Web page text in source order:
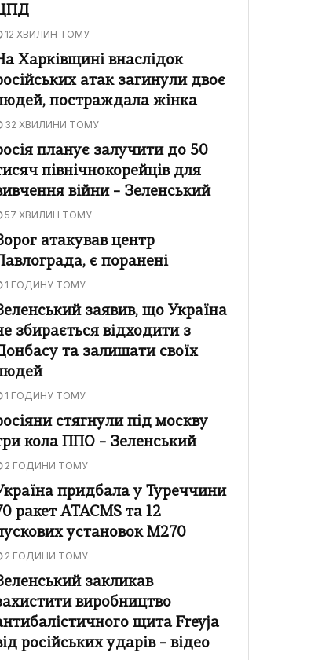
12 ХВИЛИН ТОМУ
Харківщині внаслідок
атак загинули двоє
постраждала жінка
32 ХВИЛИНИ ТОМУ
планує залучити до 50
північнокорейців для
війни – Зеленський
57 ХВИЛИН ТОМУ
атакував центр
є поранені
1 ГОДИНУ ТОМУ
заявив, що Україна
збирається відходити з
та залишати своїх
1 ГОДИНУ ТОМУ
стягнули під москву
кола ППО – Зеленський
2 ГОДИНИ ТОМУ
придбала у Туреччини
ракет ATACMS та 12
установок M270
2 ГОДИНИ ТОМУ
закликав
виробництво
щита Freyja
російських ударів – відео